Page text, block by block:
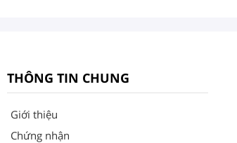
THÔNG TIN CHUNG
Giới thiệu
Chứng nhận